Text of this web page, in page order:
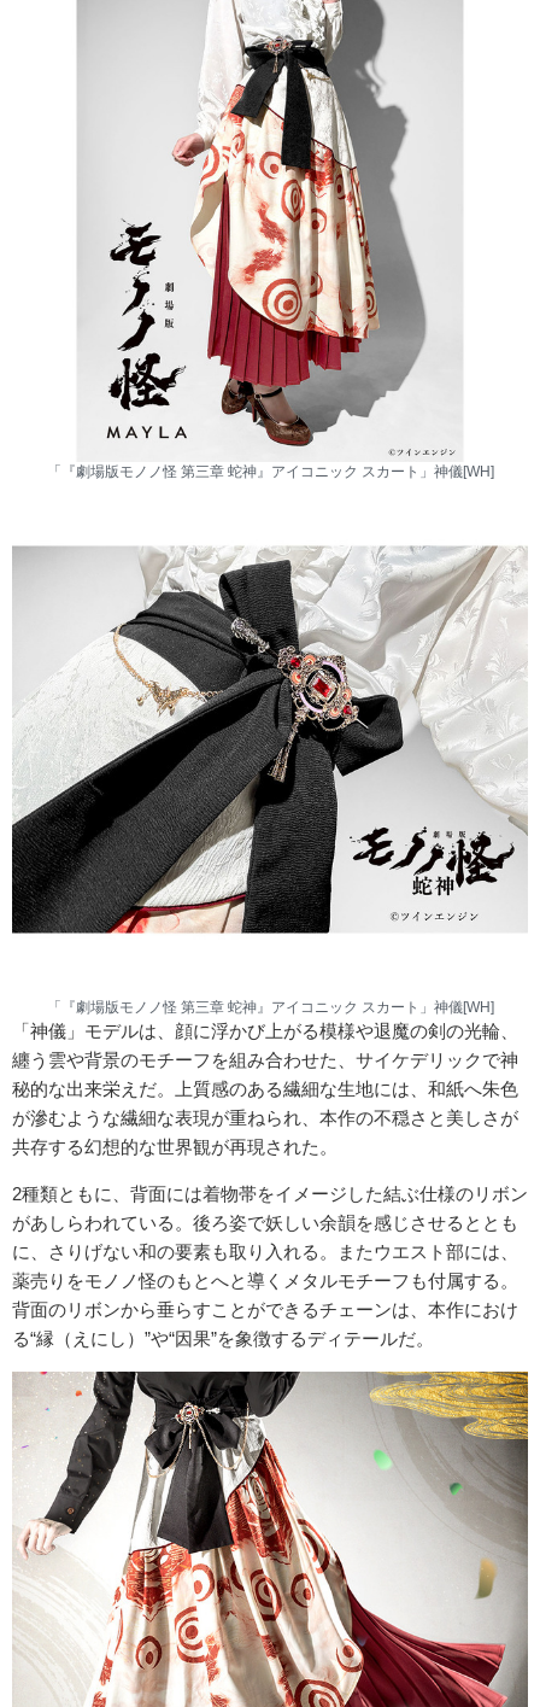
「『劇場版モノノ怪 第三章 蛇神』アイコニック スカート」神儀[WH]
「『劇場版モノノ怪 第三章 蛇神』アイコニック スカート」神儀[WH]
「神儀」モデルは、顔に浮かび上がる模様や退魔の剣の光輪、
纏う雲や背景のモチーフを組み合わせた、サイケデリックで神
秘的な出来栄えだ。上質感のある繊細な生地には、和紙へ朱色
が滲むような繊細な表現が重ねられ、本作の不穏さと美しさが
共存する幻想的な世界観が再現された。
2種類ともに、背面には着物帯をイメージした結ぶ仕様のリボン
があしらわれている。後ろ姿で妖しい余韻を感じさせるととも
に、さりげない和の要素も取り入れる。またウエスト部には、
薬売りをモノノ怪のもとへと導くメタルモチーフも付属する。
背面のリボンから垂らすことができるチェーンは、本作におけ
る“縁（えにし）”や“因果”を象徴するディテールだ。